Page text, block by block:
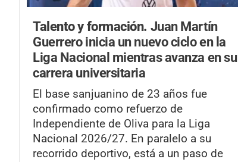
Talento y formación. Juan Martín
Guerrero inicia un nuevo ciclo en la
Liga Nacional mientras avanza en su
carrera universitaria
El base sanjuanino de 23 años fue
confirmado como refuerzo de
Independiente de Oliva para la Liga
Nacional 2026/27. En paralelo a su
recorrido deportivo, está a un paso de